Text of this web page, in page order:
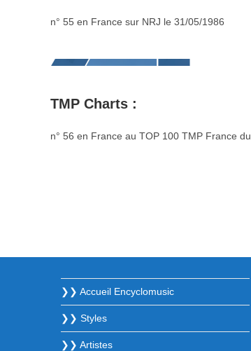
n° 55 en France sur NRJ le 31/05/1986
TMP Charts :
n° 56 en France au TOP 100 TMP France du
❯❯ Accueil Encyclomusic
❯❯ Styles
❯❯ Artistes